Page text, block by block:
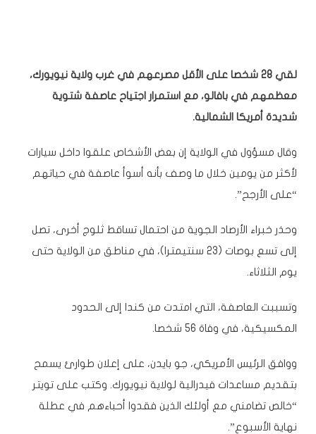
لقي 28 شخصا على الأقل مصرعهم في غرب ولاية نيويورك،
معظمهم في بافالو، مع استمرار اجتياح عاصفة شتوية
شديدة أمريكا الشمالية.
وقال مسؤول في الولاية إن بعض الأشخاص علقوا داخل سيارات
لأكثر من يومين خلال ما وصف بأنهأسوأ عاصفةفي حياتهم
“على الأرجح”.
وحذر خبراء الأرصاد الجوية من احتمال تساقط ثلوج أخرى، تصل
إلى تسع بوصات (23 سنتيمترا)، في مناطق من الولاية حتى
يوم الثلاثاء.
وتسببت العاصفة، التي امتدت منكندا إلى الحدود
المكسيكية، في وفاة 56 شخصا.
ووافقالرئيس الأمريكي ، جو بايدن، على إعلان طوارئ يسمح
بتقديم مساعدات فيدرالية لولاية نيويورك. وكتب على تويتر
“خالص تضامني مع أولئك الذين فقدوا أحباءهم في عطلة
نهاية الأسبوع”.